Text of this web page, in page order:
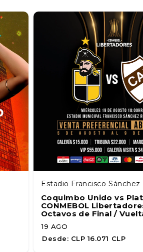
Estadio Francisco
Coquimbo Unido vs
CONMEBOL
Octavos de Final /
19 AGO
Desde: CLP 16.071 CLP